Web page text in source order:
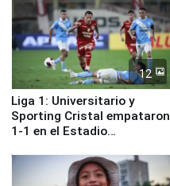
12
Liga 1: Universitario y
Sporting Cristal empataron
1-1 en el Estadio